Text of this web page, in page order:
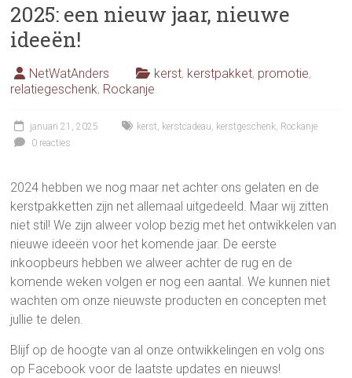
2025: een nieuw jaar, nieuwe
ideeën!
NetWatAnders kerst, kerstpakket, promotie,
relatiegeschenk, Rockanje
januari 21, 2025 kerst, kerstcadeau, kerstgeschenk, Rockanje
0 reacties
2024 hebben we nog maar net achter ons gelaten en de
kerstpakketten zijn net allemaal uitgedeeld. Maar wij zitten
niet stil! We zijn alweer volop bezig met het ontwikkelen van
nieuwe ideeën voor het komende jaar. De eerste
inkoopbeurs hebben we alweer achter de rug en de
komende weken volgen er nog een aantal. We kunnen niet
wachten om onze nieuwste producten en concepten met
jullie te delen.
Blijf op de hoogte van al onze ontwikkelingen en volg ons
op Facebook voor de laatste updates en nieuws!